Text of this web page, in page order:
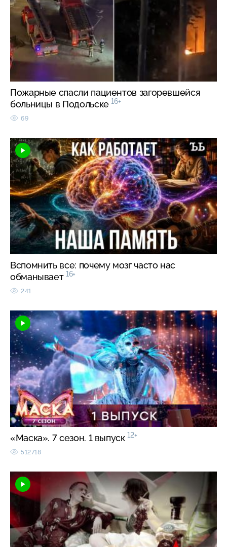
Пожарные спасли пациентов загоревшейся
больницы в Подольске 16+
69
Вспомнить все: почему мозг часто нас
обманывает 16+
241
«Маска». 7 сезон. 1 выпуск 12+
512718